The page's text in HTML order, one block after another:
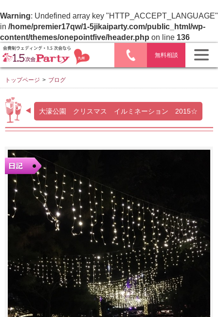
Warning: Undefined array key "HTTP_ACCEPT_LANGUAGE"
in /home/premier17qw/1-5jikaiparty.com/public_html/wp-
content/themes/onepointfive/header.php on line 136
無料相談
トップページ > ブログ
大濠公園 クリスマス イルミネーション 2015☆